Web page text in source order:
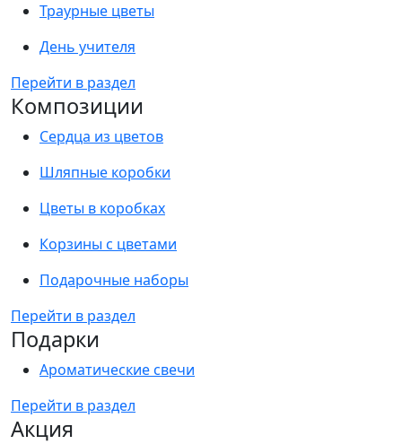
Траурные цветы
День учителя
Перейти в раздел
Композиции
Сердца из цветов
Шляпные коробки
Цветы в коробках
Корзины с цветами
Подарочные наборы
Перейти в раздел
Подарки
Ароматические свечи
Перейти в раздел
Акция